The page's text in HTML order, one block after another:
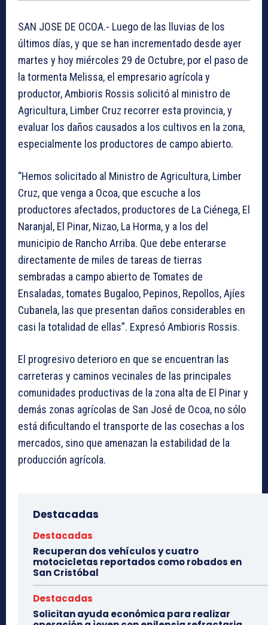
SAN JOSE DE OCOA.- Luego de las lluvias de los
últimos días, y que se han incrementado desde ayer
martes y hoy miércoles 29 de Octubre, por el paso de
la tormenta Melissa, el empresario agrícola y
productor, Ambioris Rossis solicitó al ministro de
Agricultura, Limber Cruz recorrer esta provincia, y
evaluar los daños causados a los cultivos en la zona,
especialmente los productores de campo abierto.
“Hemos solicitado al Ministro de Agricultura, Limber
Cruz, que venga a Ocoa, que escuche a los
productores afectados, productores de La Ciénega, El
Naranjal, El Pinar, Nizao, La Horma, y a los del
municipio de Rancho Arriba. Que debe enterarse
directamente de miles de tareas de tierras
sembradas a campo abierto de Tomates de
Ensaladas, tomates Bugaloo, Pepinos, Repollos, Ajíes
Cubanela, las que presentan daños considerables en
casi la totalidad de ellas”. Expresó Ambioris Rossis.
El progresivo deterioro en que se encuentran las
carreteras y caminos vecinales de las principales
comunidades productivas de la zona alta de El Pinar y
demás zonas agrícolas de San José de Ocoa, no sólo
está dificultando el transporte de las cosechas a los
mercados, sino que amenazan la estabilidad de la
producción agrícola.
Destacadas
Destacadas
Recuperan dos vehículos y cuatro
motocicletas reportados como robados en
San Cristóbal
Destacadas
Solicitan ayuda económica para realizar